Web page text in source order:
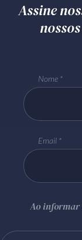
Assine
Nome
Email
Ao informar